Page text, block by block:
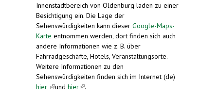
Innenstadtbereich von Oldenburg laden zu einer
Besichtigung ein. Die Lage der
Sehenswürdigkeiten kann dieser Google-Maps-
Karte entnommen werden, dort finden sich auch
andere Informationen wie z. B. über
Fahrradgeschäfte, Hotels, Veranstaltungsorte.
Weitere Informationen zu den
Sehenswürdigkeiten finden sich im Internet (de)
hier (link is external)
und hier(link is external)
.